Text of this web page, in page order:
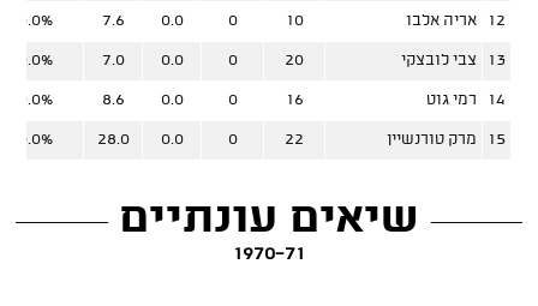
12 אריה אלבו 10
0
0.0
7.6
0.0%
13 צבי לובצקי 20
0
0.0
7.0
0.0%
14 רמי גוט 16
0
0.0
8.6
0.0%
15 מרק טורנשיין 22
0
0.0
28.0
0.0%
שיאים עונתיים
1970-71